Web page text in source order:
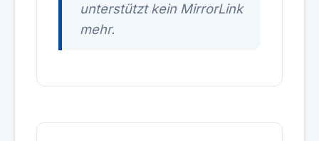
unterstützt kein MirrorLink
mehr.